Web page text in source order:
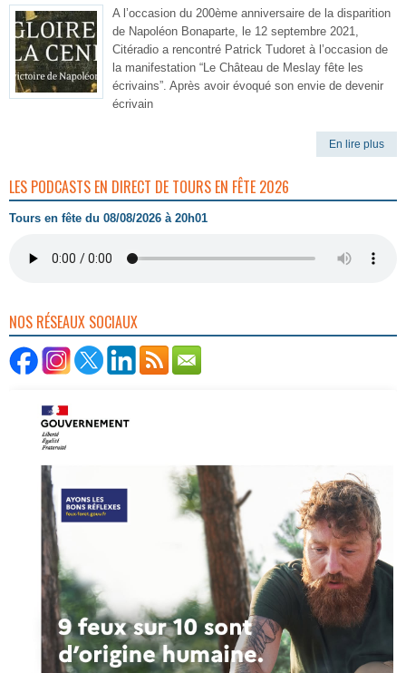
A l’occasion du 200ème anniversaire de la disparition
de Napoléon Bonaparte, le 12 septembre 2021,
Citéradio a rencontré Patrick Tudoret à l’occasion de
la manifestation “Le Château de Meslay fête les
écrivains”. Après avoir évoqué son envie de devenir
écrivain
En lire plus
LES PODCASTS EN DIRECT DE TOURS EN FÊTE 2026
Tours en fête du 08/08/2026 à 20h01
NOS RÉSEAUX SOCIAUX